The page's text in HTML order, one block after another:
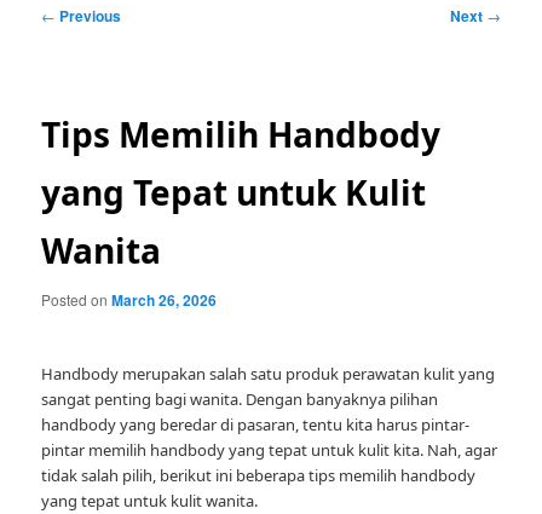
Post
← Previous Next →
Tips Memilih Handbody
yang Tepat untuk Kulit
Wanita
Posted onMarch 26, 2026
Handbody merupakan salah satu produk perawatan kulit yang
sangat penting bagi wanita. Dengan banyaknya pilihan
handbody yang beredar di pasaran, tentu kita harus pintar-
pintar memilih handbody yang tepat untuk kulit kita. Nah, agar
tidak salah pilih, berikut ini beberapa tips memilih handbody
yang tepat untuk kulit wanita.